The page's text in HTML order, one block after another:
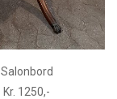
Salonbord
Kr. 1250,-